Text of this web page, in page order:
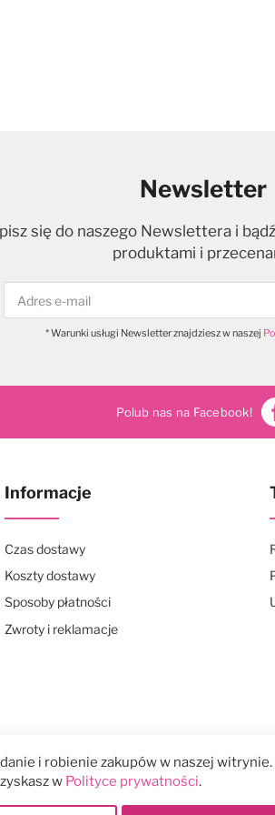
Newsletter
się do naszego Newslettera i
produktami i
* Warunki usługi Newsletter znajdziesz w naszej
Polub nas na Facebook!
Informacje
Czas dostawy
Koszty dostawy
Sposoby płatności
Zwroty i reklamacje
i robienie zakupów w naszej
w Polityce prywatności.